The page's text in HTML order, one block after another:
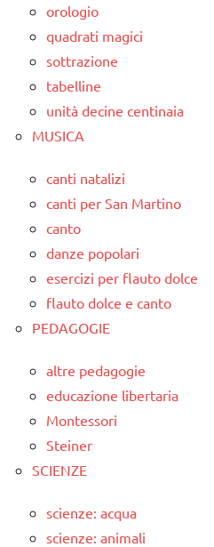
orologio
quadrati magici
sottrazione
tabelline
unità decine centinaia
MUSICA
canti natalizi
canti per San Martino
canto
danze popolari
esercizi per flauto dolce
flauto dolce e canto
PEDAGOGIE
altre pedagogie
educazione libertaria
Montessori
Steiner
SCIENZE
scienze: acqua
scienze: animali